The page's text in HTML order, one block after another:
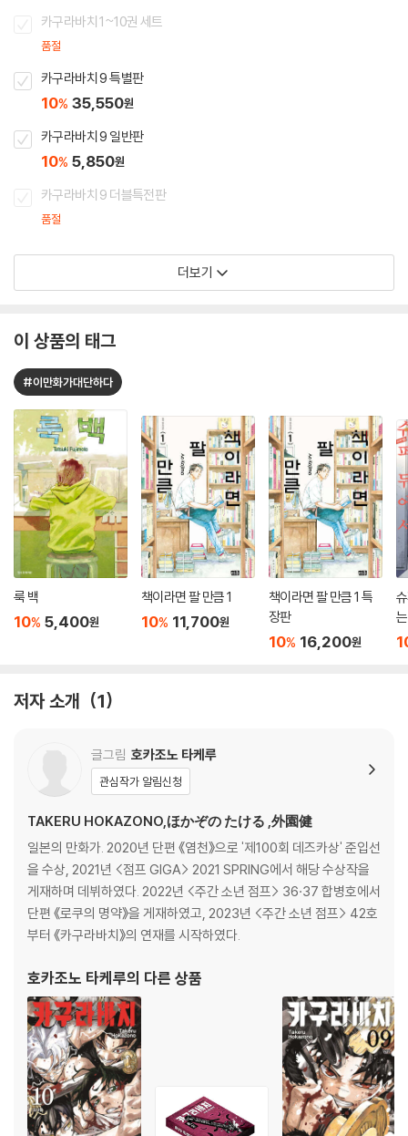
카구라바치 1~10권 세트
품절
카구라바치 9 특별판
10% 35,550원
카구라바치 9 일반판
10% 5,850원
카구라바치 9 더블특전판
품절
더보기
이 상품의 태그
#이만화가대단하다
룩 백
10% 5,400원
책이라면 팔 만큼 1
10% 11,700원
책이라면 팔 만큼 1 특
장판
10% 16,200원
저자 소개 1
글그림 호카조노 타케루
관심작가 알림신청
TAKERU HOKAZONO,ほかぞの たける ,外園健
일본의 만화가. 2020년 단편 《염천》으로 '제100회 데즈카상' 준입선
을 수상, 2021년 <점프 GIGA> 2021 SPRING에서 해당 수상작을
게재하며 데뷔하였다. 2022년 <주간 소년 점프> 36·37 합병호에서
단편 《로쿠의 명약》을 게재하였고, 2023년 <주간 소년 점프> 42호
부터 《카구라바치》의 연재를 시작하였다.
호카조노 타케루의 다른 상품